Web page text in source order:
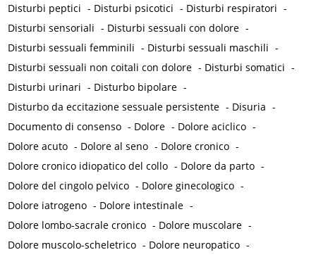
Disturbi peptici - Disturbi psicotici - Disturbi respiratori -
Disturbi sensoriali - Disturbi sessuali con dolore -
Disturbi sessuali femminili - Disturbi sessuali maschili -
Disturbi sessuali non coitali con dolore - Disturbi somatici -
Disturbi urinari - Disturbo bipolare -
Disturbo da eccitazione sessuale persistente - Disuria -
Documento di consenso - Dolore - Dolore aciclico -
Dolore acuto - Dolore al seno - Dolore cronico -
Dolore cronico idiopatico del collo - Dolore da parto -
Dolore del cingolo pelvico - Dolore ginecologico -
Dolore iatrogeno - Dolore intestinale -
Dolore lombo-sacrale cronico - Dolore muscolare -
Dolore muscolo-scheletrico - Dolore neuropatico -